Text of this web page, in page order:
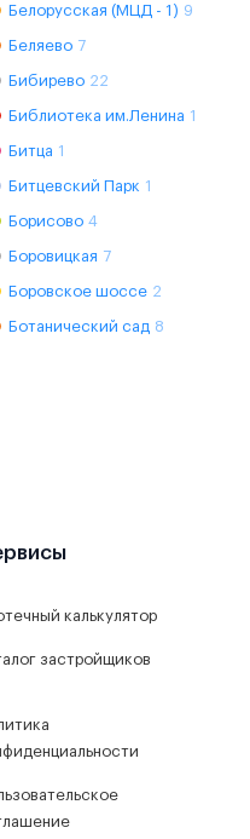
Белорусская (МЦД - 1) 9
Беляево 7
Бибирево 22
Библиотека им.Ленина 1
Битца 1
Битцевский Парк 1
Борисово 4
Боровицкая 7
Боровское шоссе 2
Ботанический сад 8
калькулятор
застройщиков